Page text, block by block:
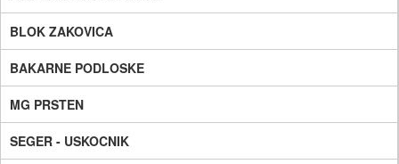
BLOK ZAKOVICA
BAKARNE PODLOSKE
MG PRSTEN
SEGER - USKOCNIK